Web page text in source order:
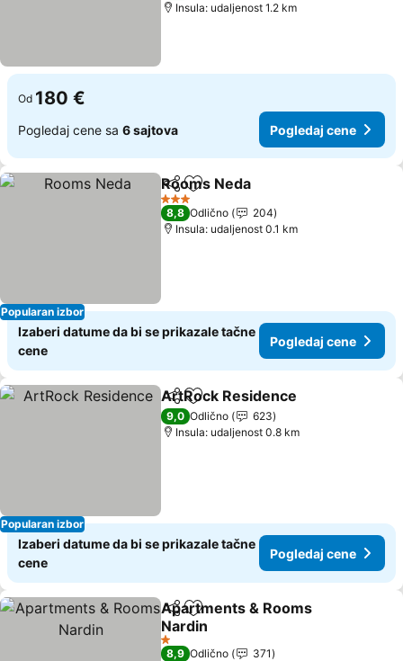
Insula: udaljenost 1.2 km
Od 180 €
Pogledaj cene sa 6 sajtova Pogledaj cene
Popularan izbor
Deli Dodati u favorite
Rooms Neda
3 Zvezdice
8,8 Odlično
204
Insula: udaljenost 0.1 km
Izaberi datume da bi se prikazale tačne
cene
Pogledaj cene
Popularan izbor
Deli Dodati u favorite
ArtRock Residence
9,0 Odlično
623
Insula: udaljenost 0.8 km
Izaberi datume da bi se prikazale tačne
cene
Pogledaj cene
Deli Dodati u favorite
Apartments & Rooms
Nardin
Pogledaj cene
1 Zvezdice
8,9 Odlično
371